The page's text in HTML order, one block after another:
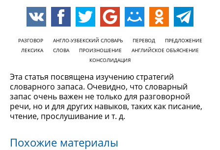
РАЗГОВОР АНГЛО-УЗБЕКСКИЙ СЛОВАРЬ ПЕРЕВОД
ПРЕДЛОЖЕНИЕ
ЛЕКСИКА
СЛОВА ПРОИЗНОШЕНИЕ
АНГЛИЙСКОЕ ОБЪЯСНЕНИЕ
КОНСОЛИДАЦИЯ
Эта статья посвящена изучению стратегий
словарного запаса. Очевидно, что словарный
запас очень важен не только для разговорной
речи, но и для других навыков, таких как писание,
чтение, прослушивание и т. д.
Похожие материалы